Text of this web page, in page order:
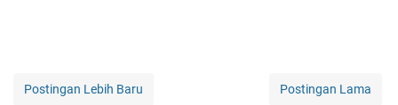
Postingan Lebih Baru Postingan Lama